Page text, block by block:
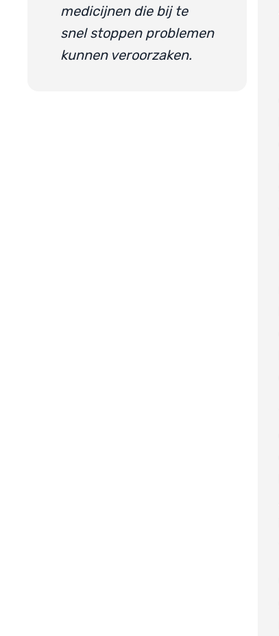
medicijnen die bij te
snel stoppen problemen
kunnen veroorzaken.